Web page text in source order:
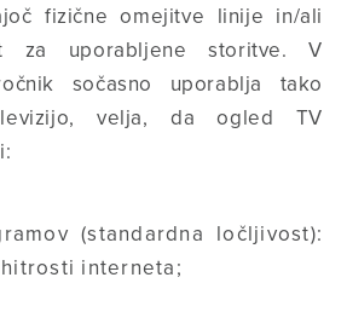
fizične omejitve linije in/ali
za uporabljene storitve. V
sočasno uporablja tako
velja, da ogled TV
(standardna ločljivost):
interneta;